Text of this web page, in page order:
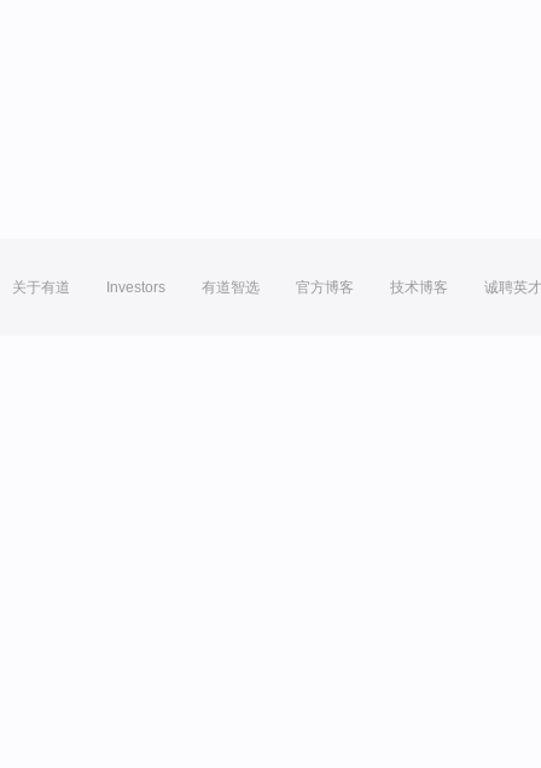
关于有道 Investors 有道智选 官方博客 技术博客 诚聘英才